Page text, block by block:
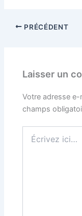
PRÉCÉDENT
Laisser un
Votre adresse e-
champs
ici…